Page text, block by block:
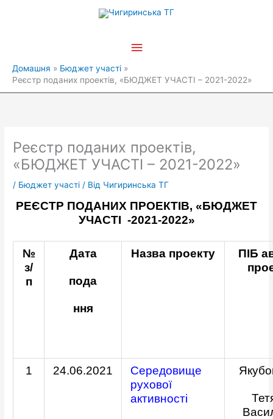
Головне
Домашня
Бюджет участі
Реєстр поданих проектів, «БЮДЖЕТ УЧАСТІ – 2021-2022»
Реєстр поданих проектів,
«БЮДЖЕТ УЧАСТІ – 2021-2022»
/ Бюджет участі / Від Чигиринська ТГ
РЕЄСТР ПОДАНИХ ПРОЕКТІВ, «БЮДЖЕТ
УЧАСТІ -2021-2022»
№
з/
п
Дата
пода
ння
Назва проекту
ПІБ
1 24.06.2021
Середовище
рухової
активності